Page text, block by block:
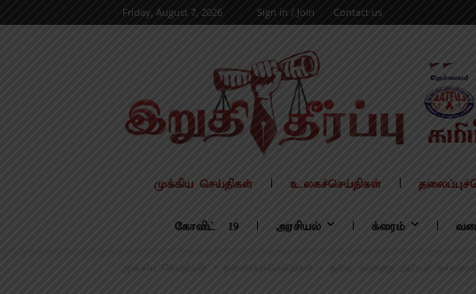
Friday, August 7, 2026 Sign in / Join Contact us
முக்கிய செய்திகள் உலகச்செய்திகள்
கோவிட் – 19 அரசியல் க்ரைம்
முக்கிய செய்திகள் தலைப்புச்செய்திகள் நல்ல கண்ணு அய்யா